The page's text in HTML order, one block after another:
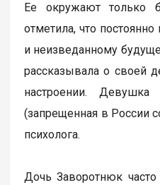
Ее окружают только
отметила, что
и неизведанному
рассказывала о своей
настроении. Девушка
(запрещенная в России
психолога.
Дочь Заворотнюк